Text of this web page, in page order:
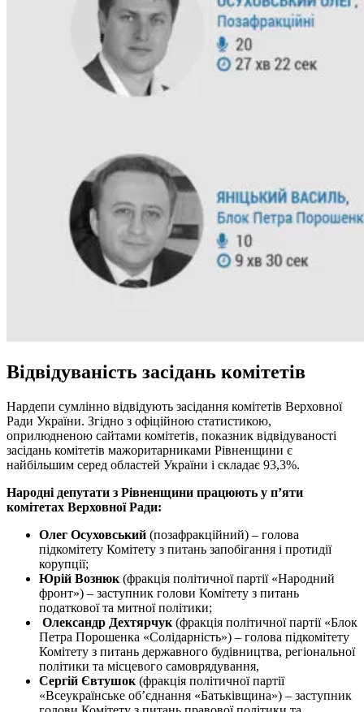
Відвідуваність засідань комітетів
Нардепи сумлінно відвідують засідання комітетів Верховної
Ради України. Згідно з офіційною статистикою,
оприлюдненою сайтами комітетів, показник відвідуваності
засідань комітетів мажоритарниками Рівненщини є
найбільшим серед областей України і складає 93,3%.
Народні депутати з Рівненщини працюють у п’яти
комітетах Верховної Ради:
Олег Осуховський (позафракційний) – голова
підкомітету Комітету з питань запобігання і протидії
корупції;
Юрій Вознюк (фракція політичної партії «Народний
фронт») – заступник голови Комітету з питань
податкової та митної політики;
Олександр Дехтярчук (фракція політичної партії «Блок
Петра Порошенка «Солідарність») – голова підкомітету
Комітету з питань державного будівництва, регіональної
політики та місцевого самоврядування,
Сергій Євтушок (фракція політичної партії
«Всеукраїнське об’єднання «Батьківщина») – заступник